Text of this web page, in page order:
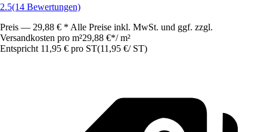
2.5(14 Bewertungen)
Preis — 29,88 € * Alle Preise inkl. MwSt. und ggf. zzgl.
Versandkosten pro m²29,88 €*/ m²
Entspricht 11,95 € pro ST(11,95 €/ ST)